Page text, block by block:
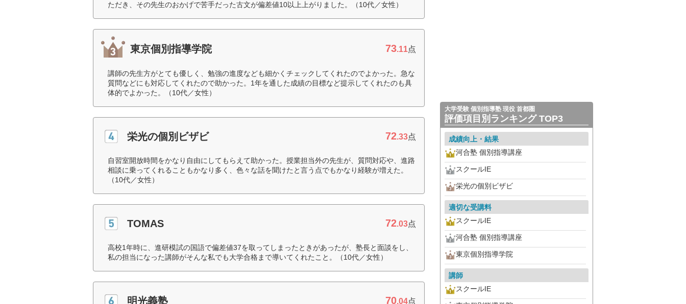
ただき、その先生のおかげで苦手だった古文が偏差値10以上上がりました。（10代／女性）
東京個別指導学院 73.11点
講師の先生方がとても優しく、勉強の進度なども細かくチェックしてくれたのでよかった。急な
質問などにも対応してくれたので助かった。1年を通した成績の目標など提示してくれたのも具
体的でよかった。（10代／女性）
栄光の個別ビザビ 72.33点
自習室開放時間をかなり自由にしてもらえて助かった。授業担当外の先生が、質問対応や、進路
相談に乗ってくれることもかなり多く、色々な話を聞けたと言う点でもかなり経験が増えた。
（10代／女性）
TOMAS 72.03点
高校1年時に、進研模試の国語で偏差値37を取ってしまったときがあったが、塾長と面談をし、
私の担当になった講師がそんな私でも大学合格まで導いてくれたこと。（10代／女性）
明光義塾 70.04点
大学受験 個別指導塾 現役 首都圏
評価項目別ランキング TOP3
成績向上・結果
河合塾 個別指導講座
スクールIE
栄光の個別ビザビ
適切な受講料
スクールIE
河合塾 個別指導講座
東京個別指導学院
講師
スクールIE